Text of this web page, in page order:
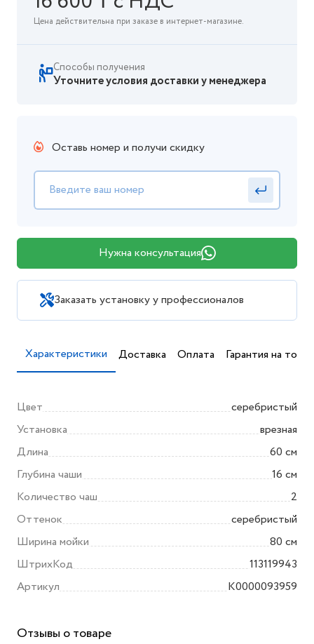
Цена действительна при заказе в интернет-магазине.
Способы получения
Уточните условия доставки у менеджера
Оставь номер и получи скидку
Нужна консультация
Заказать установку у профессионалов
Характеристики Доставка Оплата Гарантия на товар
Цвет
серебристый
Установка
врезная
Длина
60 см
Глубина чаши
16 см
Количество чаш
2
Оттенок
серебристый
Ширина мойки
80 см
ШтрихКод
113119943
Артикул
K0000093959
Отзывы о товаре